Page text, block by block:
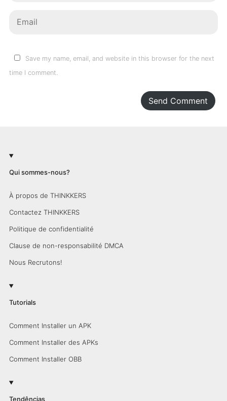
Save my name, email, and website in this browser for the next
time I comment.
Send Comment
Qui sommes-nous?
À propos de THINKKERS
Contactez THINKKERS
Politique de confidentialité
Clause de non-responsabilité DMCA
Nous Recrutons!
Tutorials
Comment Installer un APK
Comment Installer des APKs
Comment Installer OBB
Tendências